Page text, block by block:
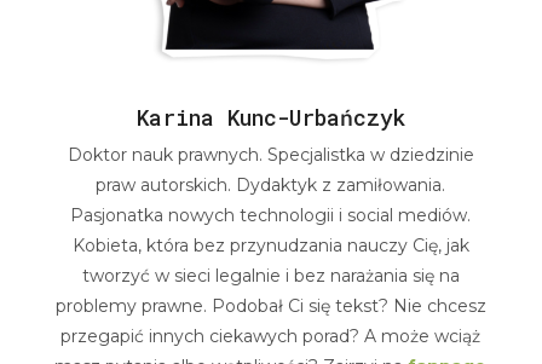
Karina Kunc-Urbańczyk
Doktor nauk prawnych. Specjalistka w dziedzinie
praw autorskich. Dydaktyk z zamiłowania.
Pasjonatka nowych technologii i social mediów.
Kobieta, która bez przynudzania nauczy Cię, jak
tworzyć w sieci legalnie i bez narażania się na
problemy prawne. Podobał Ci się tekst? Nie chcesz
przegapić innych ciekawych porad? A może wciąż